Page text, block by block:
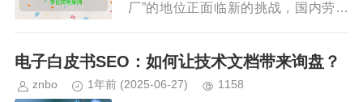
厂”的地位正面临新的挑战，国内劳动
力成本上升、原材料价格上涨，挤压了
传统制造业的利润空间；国际贸易环境
电子白皮书SEO：如何让技术文档带来询盘？
znbo 1年前 (2025-06-27) 1158